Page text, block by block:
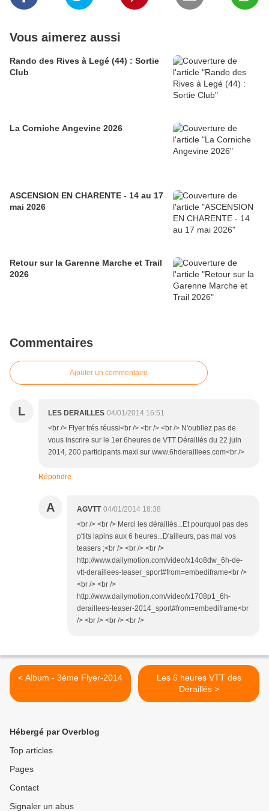
Vous aimerez aussi
Rando des Rives à Legé (44) : Sortie
Club
La Corniche Angevine 2026
ASCENSION EN CHARENTE - 14 au 17
mai 2026
Retour sur la Garenne Marche et Trail
2026
Commentaires
Ajouter un commentaire
L LES DERAILLES 04/01/2014 16:51
<br /> Flyer trés réussi<br /> <br /> <br /> N'oubliez pas de
vous inscrire sur le 1er 6heures de VTT Déraillés du 22 juin
2014, 200 participants maxi sur www.6hderaillees.com<br />
Répondre
A AGVTT 04/01/2014 18:38
<br /> <br /> Merci les déraillés...Et pourquoi pas des
p'tits lapins aux 6 heures...D'ailleurs, pas mal vos
teasers ;<br /> <br /> <br />
http://www.dailymotion.com/video/x14o8dw_6h-de-
vtt-deraillees-teaser_sport#from=embediframe<br />
<br /> <br />
http://www.dailymotion.com/video/x1708p1_6h-
deraillees-teaser-2014_sport#from=embediframe<br
/> <br /> <br /> <br />
< Album - 3ème Flyer-2014
Les 6 heures VTT des
Déraillés >
Hébergé par Overblog
Top articles
Pages
Contact
Signaler un abus